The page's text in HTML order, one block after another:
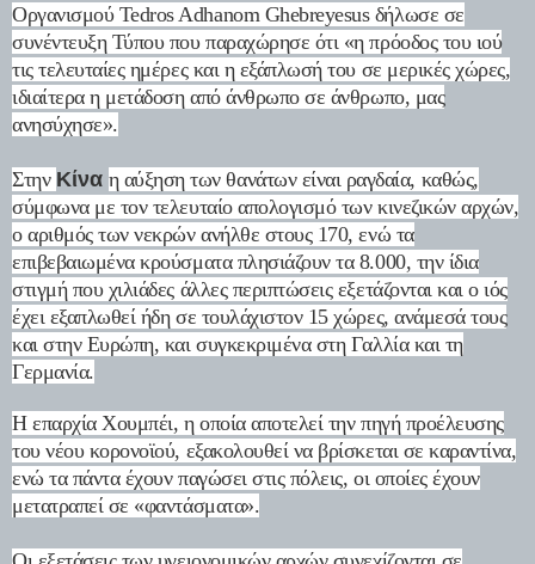
Οργανισμού Tedros Adhanom Ghebreyesus δήλωσε σε
συνέντευξη Τύπου που παραχώρησε ότι «η πρόοδος του ιού
τις τελευταίες ημέρες και η εξάπλωσή του σε μερικές χώρες,
ιδιαίτερα η μετάδοση από άνθρωπο σε άνθρωπο, μας
ανησύχησε».
Στην Κίνα η αύξηση των θανάτων είναι ραγδαία, καθώς,
σύμφωνα με τον τελευταίο απολογισμό των κινεζικών αρχών,
ο αριθμός των νεκρών ανήλθε στους 170, ενώ τα
επιβεβαιωμένα κρούσματα πλησιάζουν τα 8.000, την ίδια
στιγμή που χιλιάδες άλλες περιπτώσεις εξετάζονται και ο ιός
έχει εξαπλωθεί ήδη σε τουλάχιστον 15 χώρες, ανάμεσά τους
και στην Ευρώπη, και συγκεκριμένα στη Γαλλία και τη
Γερμανία.
Η επαρχία Χουμπέι, η οποία αποτελεί την πηγή προέλευσης
του νέου κορονοϊού, εξακολουθεί να βρίσκεται σε καραντίνα,
ενώ τα πάντα έχουν παγώσει στις πόλεις, οι οποίες έχουν
μετατραπεί σε «φαντάσματα».